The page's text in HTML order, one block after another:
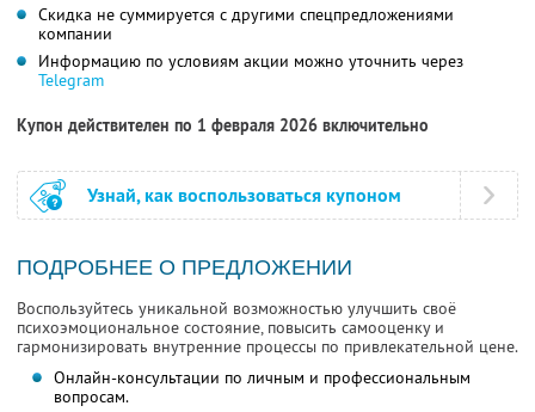
Скидка не суммируется с другими спецпредложениями
компании
Информацию по условиям акции можно уточнить через
Telegram
Купон действителен по 1 февраля 2026 включительно
Узнай, как воспользоваться купоном
ПОДРОБНЕЕ О ПРЕДЛОЖЕНИИ
Воспользуйтесь уникальной возможностью улучшить своё
психоэмоциональное состояние, повысить самооценку и
гармонизировать внутренние процессы по привлекательной цене.
Онлайн-консультации по личным и профессиональным
вопросам.